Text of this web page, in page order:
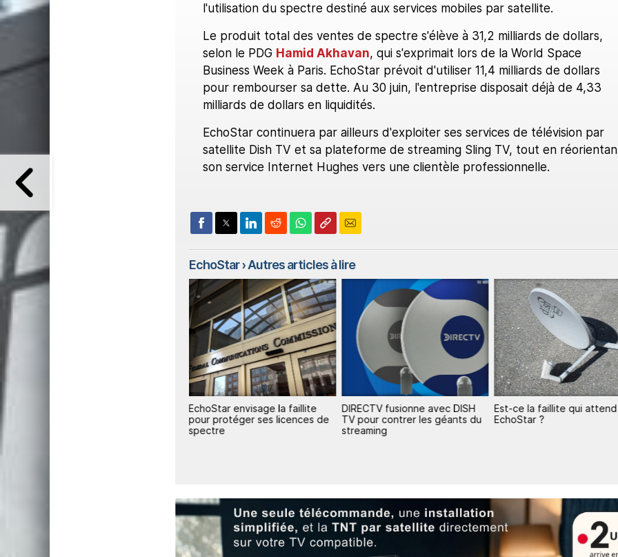
l'utilisation du spectre destiné aux services mobiles par satellite.
Le produit total des ventes de spectre s'élève à 31,2 milliards de dollars,
selon le PDG Hamid Akhavan, qui s'exprimait lors de la World Space
Business Week à Paris. EchoStar prévoit d'utiliser 11,4 milliards de dollars
pour rembourser sa dette. Au 30 juin, l'entreprise disposait déjà de 4,33
milliards de dollars en liquidités.
EchoStar continuera par ailleurs d'exploiter ses services de télévision par
satellite Dish TV et sa plateforme de streaming Sling TV, tout en
son service Internet Hughes vers une clientèle professionnelle.
EchoStar› Autres articles à lire
EchoStar envisage la faillite
pour protéger ses licences de
spectre
DIRECTV fusionne avec DISH
TV pour contrer les géants du
streaming
Est-ce la faillite qui attend
EchoStar ?